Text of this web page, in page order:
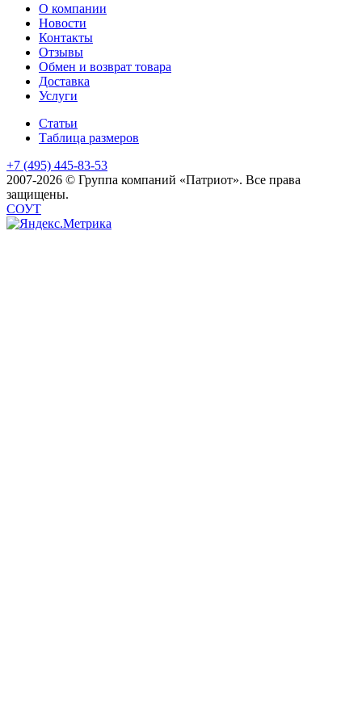
О компании
Новости
Контакты
Отзывы
Обмен и возврат товара
Доставка
Услуги
Статьи
Таблица размеров
+7 (495) 445-83-53
2007-2026 © Группа компаний «Патриот». Все права
защищены.
СОУТ